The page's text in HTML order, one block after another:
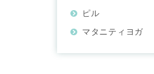
ピル
マタニティヨガ